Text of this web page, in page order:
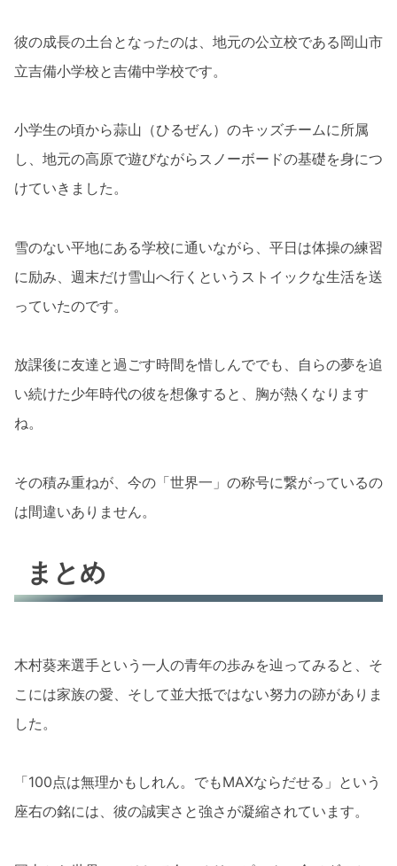
彼の成長の土台となったのは、地元の公立校である岡山市
立吉備小学校と吉備中学校です。
小学生の頃から蒜山（ひるぜん）のキッズチームに所属
し、地元の高原で遊びながらスノーボードの基礎を身につ
けていきました。
雪のない平地にある学校に通いながら、平日は体操の練習
に励み、週末だけ雪山へ行くというストイックな生活を送
っていたのです。
放課後に友達と過ごす時間を惜しんででも、自らの夢を追
い続けた少年時代の彼を想像すると、胸が熱くなります
ね。
その積み重ねが、今の「世界一」の称号に繋がっているの
は間違いありません。
まとめ
木村葵来選手という一人の青年の歩みを辿ってみると、そ
こには家族の愛、そして並大抵ではない努力の跡がありま
した。
「100点は無理かもしれん。でもMAXならだせる」という
座右の銘には、彼の誠実さと強さが凝縮されています。